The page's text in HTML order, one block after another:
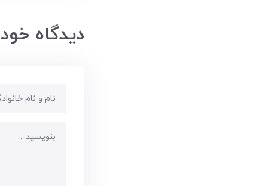
دیدگاه